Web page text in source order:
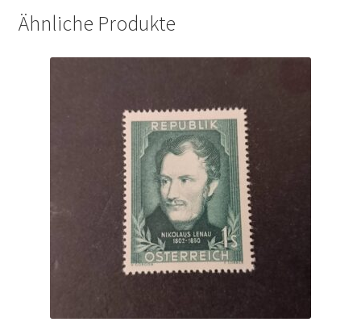
Ähnliche Produkte